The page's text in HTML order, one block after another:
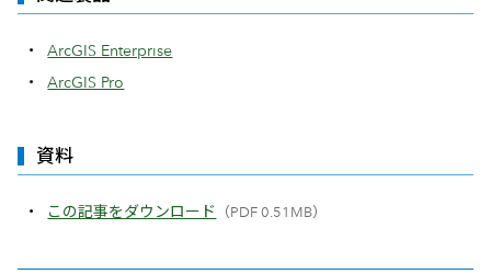
ArcGIS Enterprise
ArcGIS Pro
資料
この記事をダウンロード （PDF 0.51MB）